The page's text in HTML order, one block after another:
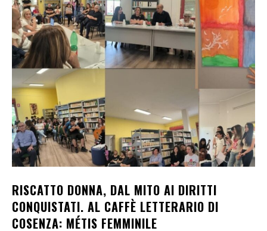
RISCATTO DONNA, DAL MITO AI DIRITTI
CONQUISTATI. AL CAFFÈ LETTERARIO DI
COSENZA: MÉTIS FEMMINILE